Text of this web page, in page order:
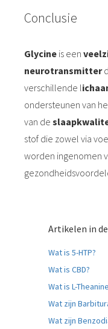
Conclusie
Glycine is een
neurotransmitter
verschillende l
ondersteunen van
van de
stof die zowel via
worden ingenomen
Artikelen in
Wat is 5-HTP?
Wat is CBD?
Wat is L-
Wat zijn
Wat zijn